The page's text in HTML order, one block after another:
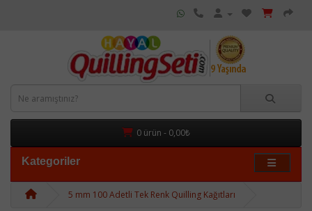
0 ürün - 0,00₺
Kategoriler
5 mm 100 Adetli Tek Renk Quilling Kağıtları